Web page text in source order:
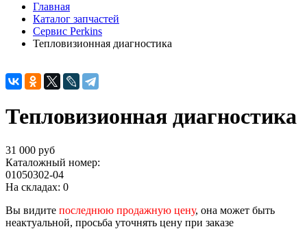
Главная
Каталог запчастей
Сервис Perkins
Тепловизионная диагностика
Тепловизионная диагностика
31 000 руб
Каталожный номер:
01050302-04
На складах: 0
Вы видите последнюю продажную цену, она может быть
неактуальной, просьба уточнять цену при заказе